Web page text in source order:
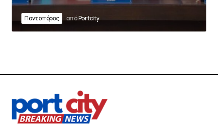
Ποντοπόρος απόPortcity